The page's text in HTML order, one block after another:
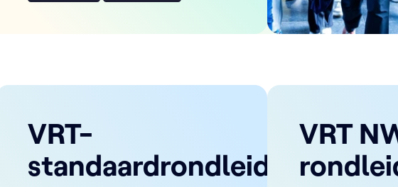
VRT-
standaardrondleiding
VRT